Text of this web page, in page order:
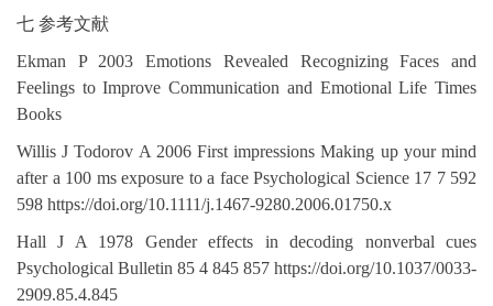
七 参考文献
Ekman P 2003 Emotions Revealed Recognizing Faces and
Feelings to Improve Communication and Emotional Life Times
Books
Willis J Todorov A 2006 First impressions Making up your mind
after a 100 ms exposure to a face Psychological Science 17 7 592
598 https://doi.org/10.1111/j.1467-9280.2006.01750.x
Hall J A 1978 Gender effects in decoding nonverbal cues
Psychological Bulletin 85 4 845 857 https://doi.org/10.1037/0033-
2909.85.4.845